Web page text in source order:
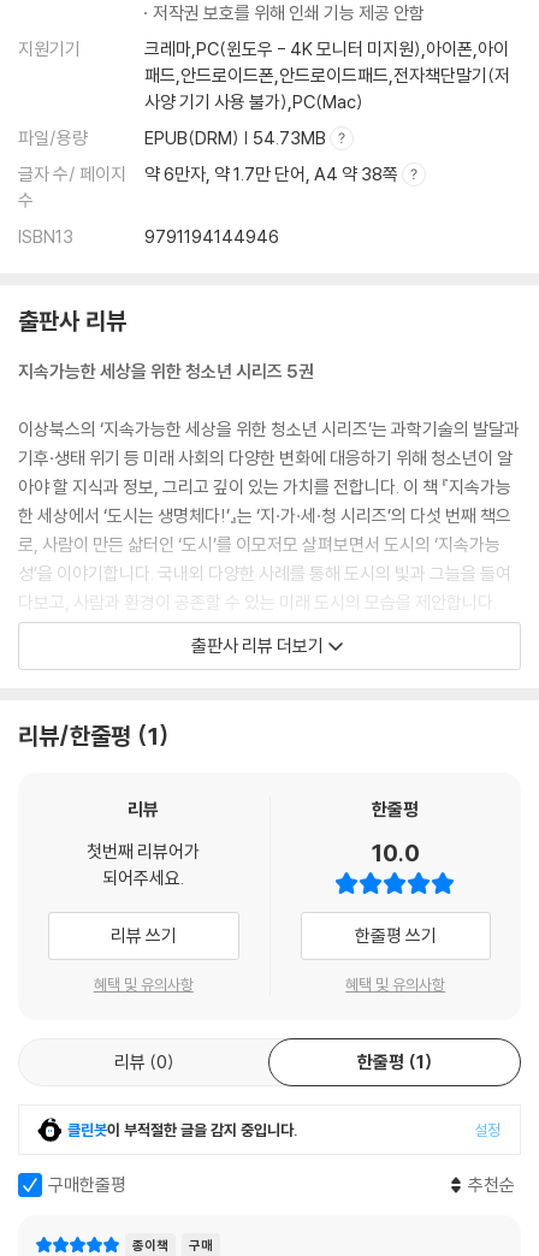
저작권 보호를 위해 인쇄 기능 제공 안함
지원기기
크레마,PC(윈도우 - 4K 모니터 미지원),아이폰,아이
패드,안드로이드폰,안드로이드패드,전자책단말기(저
사양 기기 사용 불가),PC(Mac)
파일/용량
EPUB(DRM) | 54.73MB
글자 수/ 페이지
수
약 6만자, 약 1.7만 단어, A4 약 38쪽
ISBN13 9791194144946
출판사 리뷰
지속가능한 세상을 위한 청소년 시리즈 5권
이상북스의 ‘지속가능한 세상을 위한 청소년 시리즈’는 과학기술의 발달과
기후·생태 위기 등 미래 사회의 다양한 변화에 대응하기 위해 청소년이 알
아야 할 지식과 정보, 그리고 깊이 있는 가치를 전합니다. 이 책 『지속가능
한 세상에서 ‘도시는 생명체다!’』는 ‘지·가·세·청 시리즈’의 다섯 번째 책으
로, 사람이 만든 삶터인 ‘도시’를 이모저모 살펴보면서 도시의 ‘지속가능
성’을 이야기합니다. 국내외 다양한 사례를 통해 도시의 빛과 그늘을 들여
다보고, 사람과 환경이 공존할 수 있는 미래 도시의 모습을 제안합니다.
모두 어우러진 우리의 삶터, ‘도시’ 이야기
시 지역에 거주한다. 국토의 16.7퍼센트를 차지하는 도시 지역에 총인구의
될까? 2015년 기준으로 전 세계 인구의 76퍼센트가 도시에 살며, 이는 약
아니다. 그러므로 인류의 삶터라 할 수 있는 ‘도시’를 꼼꼼히 들여다보고 그
생성과 발달 과정을 알아가는 가운데 미래 도시의 모습을 상상하며 인류의
미래를 그려보는 것도 의미 있을 것이다.
이 책은 지리와 역사, 문화, 그리고 그곳에 사는 사람들의 삶터에 관한 가치
러한 과정을 통해 진정으로 살기 좋은 도시는 어떤 곳일까 생각을 모아낸
다. 단순히 사람들이 모여 사는 장소가 아닌, 사람과 동식물 및 자연이 함께
어우러진 거대한 생명체로서의 도시를 조망한다. 그렇게 함으로써 도시에
대한 새로운 가능성을 모색하며 지속가능한 도시로 나아가 길을 구체적으
출판사 리뷰 더보기
리뷰/한줄평 1
리뷰
첫번째 리뷰어가
되어주세요.
리뷰 쓰기
혜택 및 유의사항
한줄평
10.0
한줄평 쓰기
혜택 및 유의사항
리뷰 0 한줄평 1
클린봇이 부적절한 글을 감지 중입니다. 설정
구매한줄평 추천순
종이책 구매